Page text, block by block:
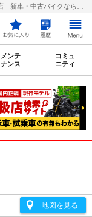
メンテ
ナンス
コミュ
ニティ
地図を見る